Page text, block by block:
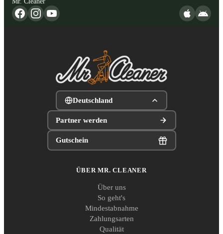
Deutschland
Partner werden
Gutschein
ÜBER MR. CLEANER
Über uns
So geht's
Mindestabnahme
Zahlungsarten
Qualität